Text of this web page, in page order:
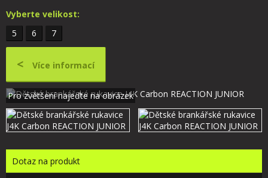
Vyberte velikost:
5
6 7
Více informací
Dotaz na produkt